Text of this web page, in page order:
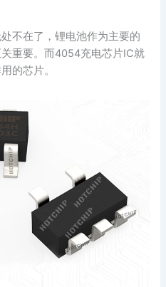
不在了，锂电池作为主要的
重要。而4054充电芯片IC就
的芯片。